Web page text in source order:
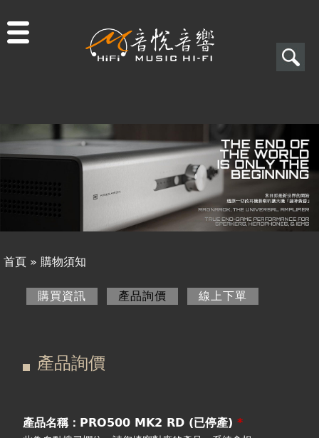
搜
表
單
搜
尋
商品一覽
二手專區
視聽專欄
購物須知
購買資訊
視聽室預約
您
首頁 » 購物須知
引
購買資訊 產品詢價 (作用中頁籤)
線上下單
產品詢價
產品名稱：PRO500 MK2 RD (已停產)*